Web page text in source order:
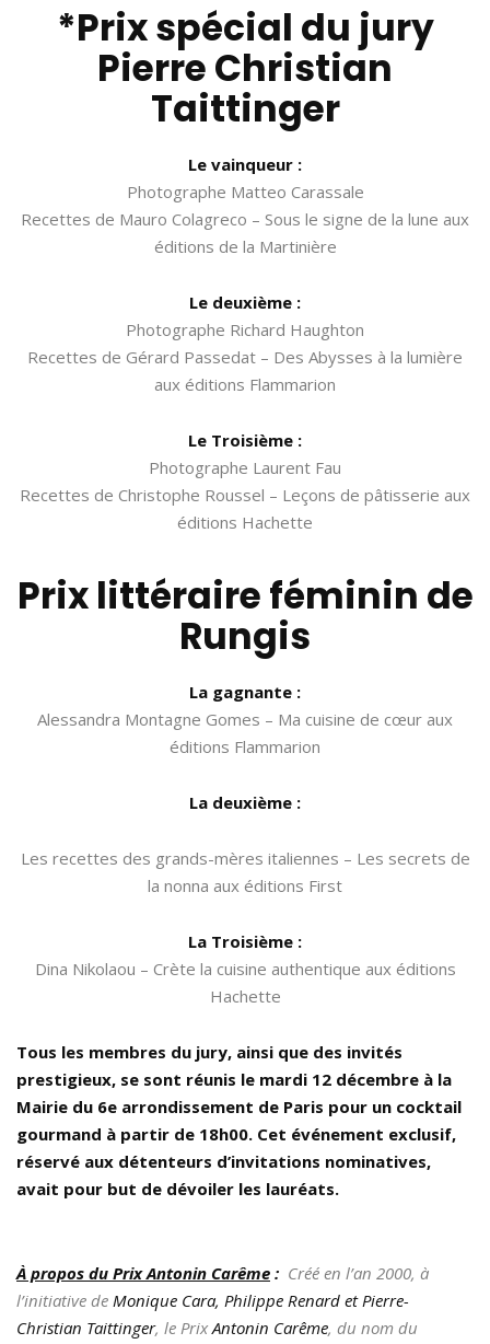
*Prix spécial du jury
Pierre Christian
Taittinger
Le vainqueur :
Photographe Matteo Carassale
Recettes de Mauro Colagreco – Sous le signe de la lune aux
éditions de la Martinière
Le deuxième :
Photographe Richard Haughton
Recettes de Gérard Passedat – Des Abysses à la lumière
aux éditions Flammarion
Le Troisième :
Photographe Laurent Fau
Recettes de Christophe Roussel – Leçons de pâtisserie aux
éditions Hachette
Prix littéraire féminin de
Rungis
La gagnante :
Alessandra Montagne Gomes – Ma cuisine de cœur aux
éditions Flammarion
La deuxième :
Les recettes des grands-mères italiennes – Les secrets de
la nonna aux éditions First
La Troisième :
Dina Nikolaou – Crète la cuisine authentique aux éditions
Hachette
Tous les membres du jury, ainsi que des invités
prestigieux, se sont réunis le mardi 12 décembre à la
Mairie du 6e arrondissement de Paris pour un cocktail
gourmand à partir de 18h00. Cet événement exclusif,
réservé aux détenteurs d’invitations nominatives,
avait pour but de dévoiler les lauréats.
À propos du Prix Antonin Carême : Créé en l’an 2000, à
l’initiative de Monique Cara, Philippe Renard et Pierre-
Christian Taittinger, le PrixAntonin Carême, du nom du